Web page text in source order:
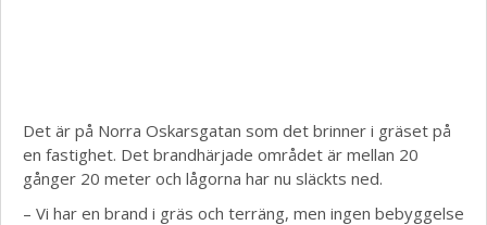
Det är på Norra Oskarsgatan som det brinner i gräset på
en fastighet. Det brandhärjade området är mellan 20
gånger 20 meter och lågorna har nu släckts ned.
– Vi har en brand i gräs och terräng, men ingen bebyggelse